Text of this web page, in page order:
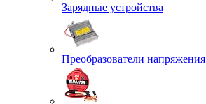
Зарядные устройства
Преобразователи напряжения